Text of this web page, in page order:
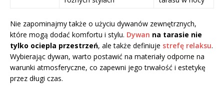
Nie zapominajmy także o użyciu dywanów zewnętrznych,
które mogą dodać komfortu i stylu. Dywan na tarasie nie
tylko ociepla przestrzeń, ale także definiuje strefę relaksu.
Wybierając dywan, warto postawić na materiały odporne na
warunki atmosferyczne, co zapewni jego trwałość i estetykę
przez długi czas.